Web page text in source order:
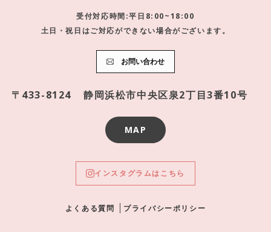
受付対応時間:平日8:00~18:00
土日・祝日はご対応ができない場合がございます。
お問い合わせ
〒433-8124 静岡浜松市中央区泉2丁目3番10号
MAP
インスタグラムはこちら
よくある質問 プライバシーポリシー